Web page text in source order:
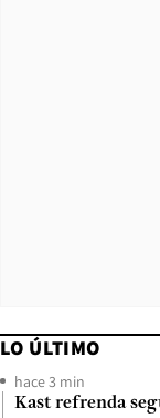
LO ÚLTIMO
hace 3 min
Kast refrenda